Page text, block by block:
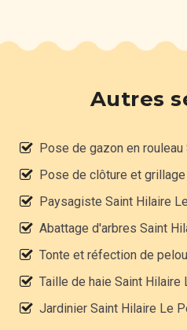
Autres
Pose de gazon en
Pose de clôture et
Paysagiste Saint Hilaire
Abattage d'arbres Saint
Tonte et réfection de
Taille de haie Saint Hilaire
Jardinier Saint Hilaire Le